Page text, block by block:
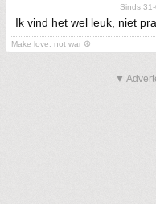
Sinds
Ik vind het wel leuk, niet
Make love, not war ☮
▼